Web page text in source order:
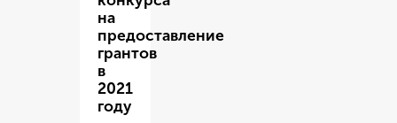
на
предоставление
грантов
в
2021
году